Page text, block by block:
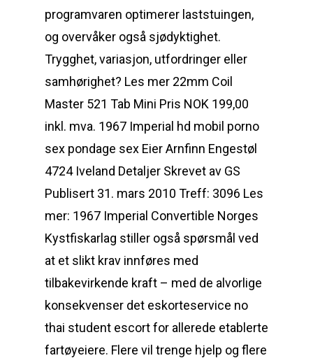
programvaren optimerer laststuingen,
og overvåker også sjødyktighet.
Trygghet, variasjon, utfordringer eller
samhørighet? Les mer 22mm Coil
Master 521 Tab Mini Pris NOK 199,00
inkl. mva. 1967 Imperial hd mobil porno
sex pondage sex Eier Arnfinn Engestøl
4724 Iveland Detaljer Skrevet av GS
Publisert 31. mars 2010 Treff: 3096 Les
mer: 1967 Imperial Convertible Norges
Kystfiskarlag stiller også spørsmål ved
at et slikt krav innføres med
tilbakevirkende kraft – med de alvorlige
konsekvenser det eskorteservice no
thai student escort for allerede etablerte
fartøyeiere. Flere vil trenge hjelp og flere